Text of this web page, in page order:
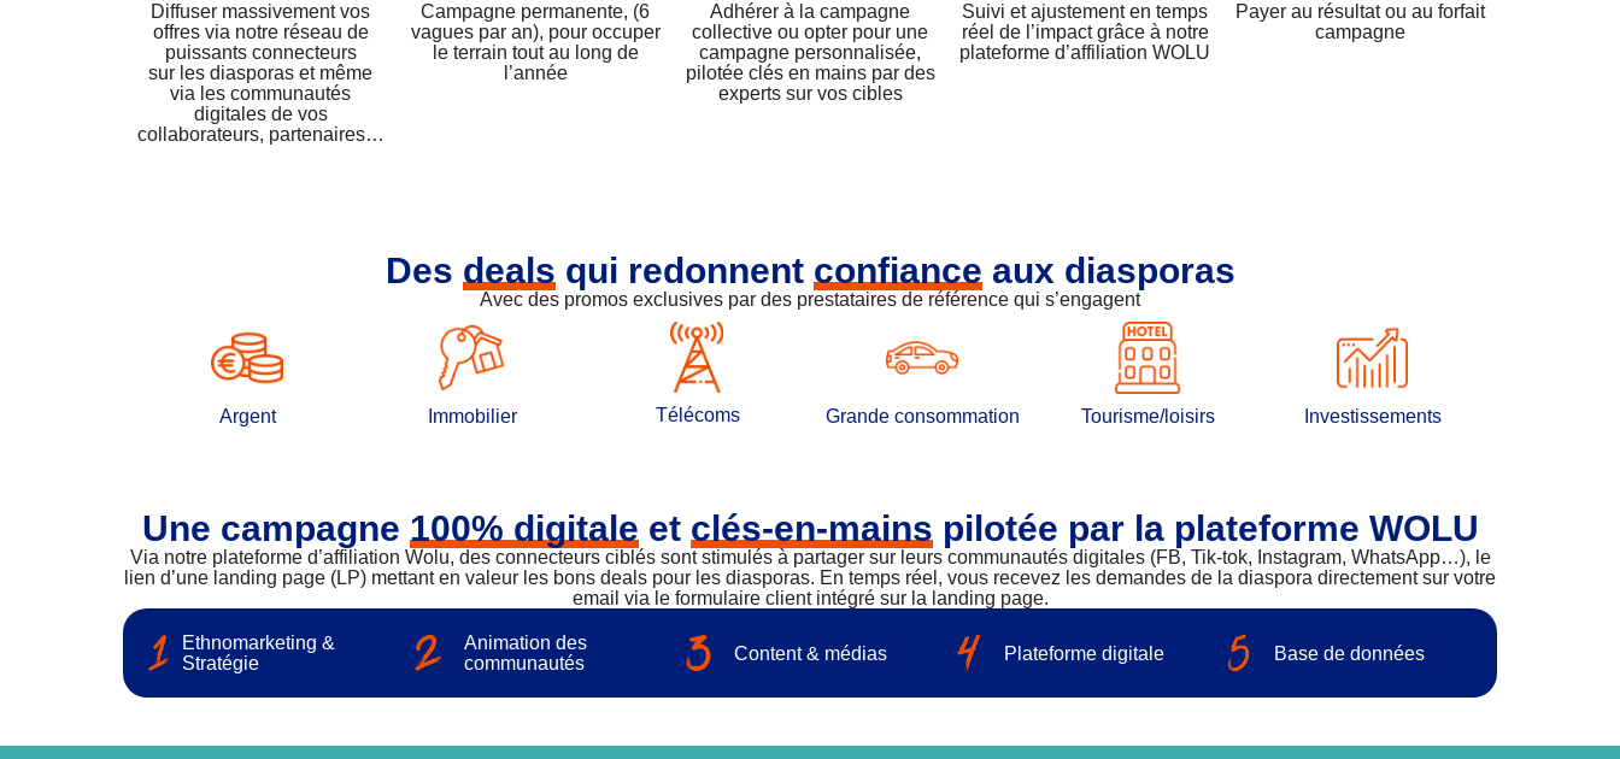
Diffuser massivement vos
offres via notre réseau de
puissants connecteurs
sur les diasporas et même
via les communautés
digitales de vos
collaborateurs, partenaires…
Campagne permanente, (6
vagues par an), pour occuper
le terrain tout au long de
l’année
Adhérer à la campagne
collective ou opter pour une
campagne personnalisée,
pilotée clés en mains par des
experts sur vos cibles
Suivi et ajustement en temps
réel de l’impact grâce à notre
plateforme d’affiliation WOLU
Payer au résultat ou au forfait
campagne
Des deals qui redonnent confiance aux diasporas
Avec des promos exclusives par des prestataires de référence qui s’engagent
Argent Immobilier Télécoms Grande consommation Tourisme/loisirs Investissements
Une campagne 100% digitale et clés-en-mains pilotée par la plateforme WOLU
Via notre plateforme d’affiliation Wolu, des connecteurs ciblés sont stimulés à partager sur leurs communautés digitales (FB, Tik-tok, Instagram, WhatsApp…), le
lien d’une landing page (LP) mettant en valeur les bons deals pour les diasporas. En temps réel, vous recevez les demandes de la diaspora directement sur votre
email via le formulaire client intégré sur la landing page.
Ethnomarketing &
Stratégie
Animation des
communautés
Content & médias Plateforme digitale Base de données